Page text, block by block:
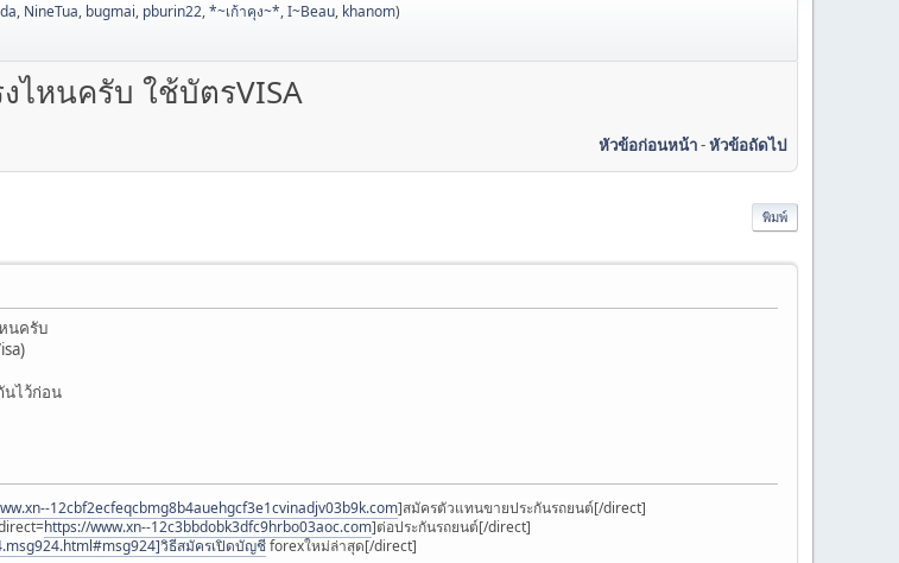
, NineTua, bugmai, pburin22,*~เก้าคุง~*,I~Beau, khanom)
ไหนครับ ใช้บัตรVISA
หัวข้อก่อนหน้า-หัวข้อถัดไป
พิมพ์
นครับ
ไว้ก่อน
12cbf2ecfeqcbmg8b4auehgcf3e1cvinadjv03b9k.com]สมัครตัวแทนขายประกันรถยนต์[/direct]
https://www.xn--12c3bbdobk3dfc9hrbo03aoc.com]ต่อประกันรถยนต์[/direct]
วิธีสมัครเปิดบัญชีforexใหม่ล่าสุด[/direct]